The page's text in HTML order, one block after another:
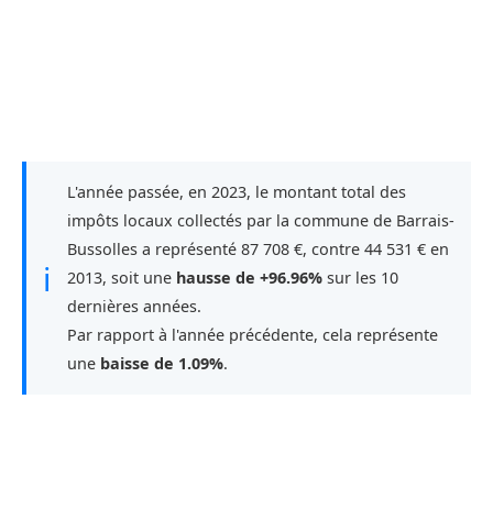
ℹ
L'année passée, en 2023, le montant total des
impôts locaux collectés par la commune de Barrais-
Bussolles a représenté 87 708 €, contre 44 531 € en
2013, soit une hausse de +96.96% sur les 10
dernières années.
Par rapport à l'année précédente, cela représente
une baisse de 1.09%.